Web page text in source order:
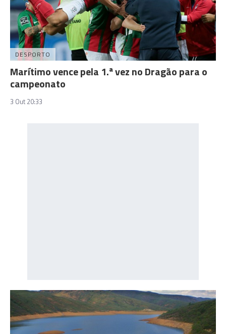
DESPORTO
Marítimo vence pela 1.ª vez no Dragão para o
campeonato
3 Out 20:33